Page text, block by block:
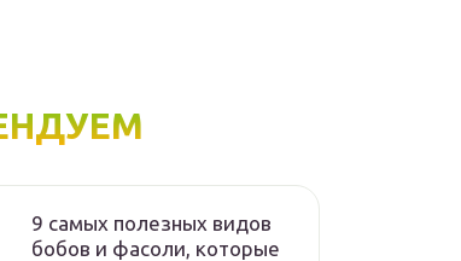
9 самых полезных видов
бобов и фасоли, которые